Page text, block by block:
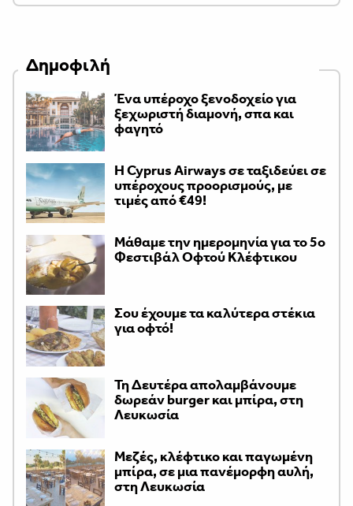
Δημοφιλή
Ένα υπέροχο ξενοδοχείο για
ξεχωριστή διαμονή, σπα και
φαγητό
H Cyprus Airways σε ταξιδεύει σε
υπέροχους προορισμούς, με
τιμές από €49!
Μάθαμε την ημερομηνία για το 5ο
Φεστιβάλ Οφτού Κλέφτικου
Σου έχουμε τα καλύτερα στέκια
για οφτό!
Τη Δευτέρα απολαμβάνουμε
δωρεάν burger και μπίρα, στη
Λευκωσία
Μεζές, κλέφτικο και παγωμένη
μπίρα, σε μια πανέμορφη αυλή,
στη Λευκωσία